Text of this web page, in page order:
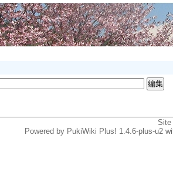
Powered by PukiWiki Plus! 1.4.6-plus-u2